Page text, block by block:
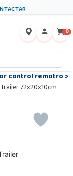
0
control remotro>
72x20x10cm